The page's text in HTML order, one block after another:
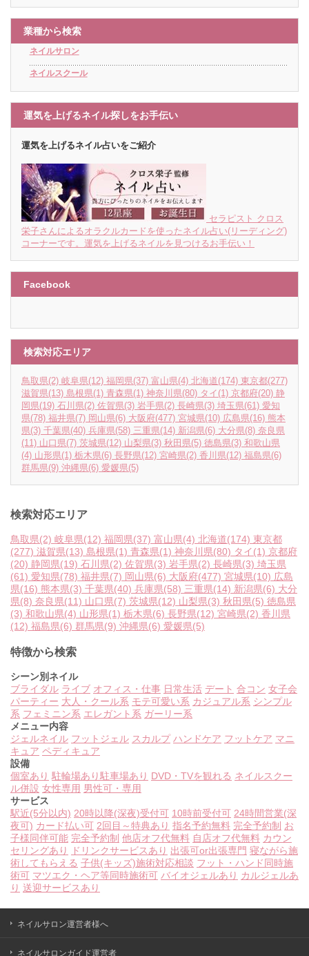
業種から検索
ネイルサロン
ネイルスクール
運気を上げるネイル探しをお手伝い
運気を上げるネイル占いをご紹介
セラピスト クロス
栄子さんによるオラクルカードを使ったネイル占い(リーディング)
コーナーです。運気を上げるネイルを見つけるお手伝い！
Facebook
検索対応エリア
鳥取県(2) 岐阜県(12) 福岡県(37) 富山県(4) 北海道(174) 東京都(277)
滋賀県(13) 島根県(1) 青森県(1) 神奈川県(80) タイ (1) 京都府(20) 静
岡県(19) 石川県(2) 佐賀県(3) 岩手県(2) 長崎県(3) 埼玉県(61) 愛知
県(78) 福井県(7) 岡山県(6) 大阪府(477) 宮城県(10) 広島県(16) 熊本
県(3) 千葉県(40) 兵庫県(58) 三重県(14) 新潟県(6) 大分県(8) 奈良県
(11) 山口県(7) 茨城県(12) 山梨県(3) 秋田県(5) 徳島県(3) 和歌山県
(4) 山形県(1) 栃木県(6) 長野県(12) 宮崎県(2) 香川県(12) 福島県(6)
群馬県(9) 沖縄県(6) 愛媛県(5)
検索対応エリア
鳥取県(2) 岐阜県(12) 福岡県(37) 富山県(4) 北海道(174) 東京都
(277) 滋賀県(13) 島根県(1) 青森県(1) 神奈川県(80) タイ(1) 京都府
(20) 静岡県(19) 石川県(2) 佐賀県(3) 岩手県(2) 長崎県(3) 埼玉県
(61) 愛知県(78) 福井県(7) 岡山県(6) 大阪府(477) 宮城県(10) 広島
県(16) 熊本県(3) 千葉県(40) 兵庫県(58) 三重県(14) 新潟県(6) 大分
県(8) 奈良県(11) 山口県(7) 茨城県(12) 山梨県(3) 秋田県(5) 徳島県
(3) 和歌山県(4) 山形県(1) 栃木県(6) 長野県(12) 宮崎県(2) 香川県
(12) 福島県(6) 群馬県(9) 沖縄県(6) 愛媛県(5)
特徴から検索
シーン別ネイル
ブライダル ライブ オフィス・仕事 日常生活 デート 合コン 女子会
パーティー 大人・クール系 モテ可愛い系 カジュアル系 シンプル
系 フェミニン系 エレガント系 ガーリー系
メニュー内容
ジェルネイル フットジェル スカルプ ハンドケア フットケア マニ
キュア ペディキュア
設備
個室あり 駐輪場あり駐車場あり DVD・TVを観れる ネイルスクー
ル併設 女性専用 男性可・専用
サービス
駅近(5分以内) 20時以降(深夜)受付可 10時前受付可 24時間営業(深
夜可) カード払い可 2回目～特典あり 指名予約無料 完全予約制 お
子様同伴可能 完全予約制 他店オフ代無料 自店オフ代無料 カウン
セリングあり
ドリンクサービスあり 出張可or出張専門 寝ながら施
術してもらえる 子供(キッズ)施術対応相談 フット・ハンド同時施
術可 マツエク・ヘア等同時施術可 バイオジェルあり カルジェルあ
り 送迎サービスあり
ネイルサロン運営者様へ
ネイルサロンガイド運営者